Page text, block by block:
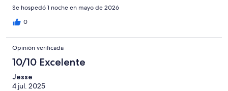
Se hospedó 1 noche en mayo de 2026
0
Opinión verificada
10/10 Excelente
Jesse
4 jul. 2025